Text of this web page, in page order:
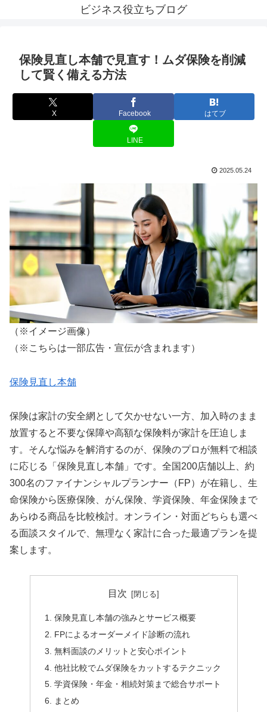
ビジネス役立ちブログ
保険見直し本舗で見直す！ムダ保険を削減
して賢く備える方法
X Facebook はてブ
LINE
2025.05.24
（※イメージ画像）
（※こちらは一部広告・宣伝が含まれます）
保険見直し本舗
保険は家計の安全網として欠かせない一方、加入時のまま
放置すると不要な保障や高額な保険料が家計を圧迫しま
す。そんな悩みを解消するのが、保険のプロが無料で相談
に応じる「保険見直し本舗」です。全国200店舗以上、約
300名のファイナンシャルプランナー（FP）が在籍し、生
命保険から医療保険、がん保険、学資保険、年金保険まで
あらゆる商品を比較検討。オンライン・対面どちらも選べ
る面談スタイルで、無理なく家計に合った最適プランを提
案します。
目次
保険見直し本舗の強みとサービス概要
FPによるオーダーメイド診断の流れ
無料面談のメリットと安心ポイント
他社比較でムダ保険をカットするテクニック
学資保険・年金・相続対策まで総合サポート
まとめ